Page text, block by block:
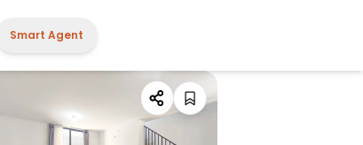
Smart Agent